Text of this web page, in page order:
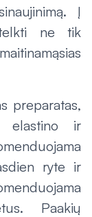
Į
ne tik
preparatas,
elastino ir
ryte ir
Paakių